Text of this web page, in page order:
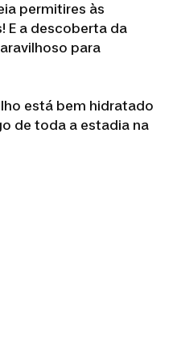
permitires às
E a descoberta da
para
está bem hidratado
de toda a estadia na